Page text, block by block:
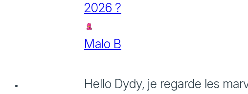
2026 ?
Malo B
Hello Dydy, je regarde les